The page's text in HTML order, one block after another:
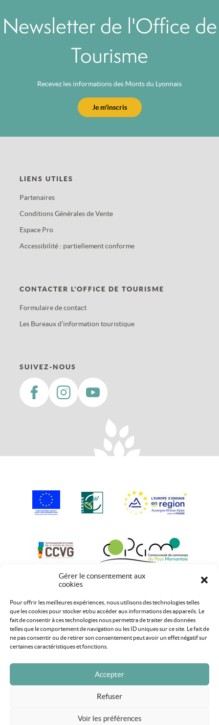
Gérer le consentement aux
cookies
Pour offrir les meilleures expériences, nous utilisons des technologies telles
que les cookies pour stocker et/ou accéder aux informations des appareils. Le
fait de consentir à ces technologies nous permettra de traiter des données
telles que le comportement de navigation ou les ID uniques sur ce site. Le fait de
ne pas consentir ou de retirer son consentement peut avoir un effet négatif sur
certaines caractéristiques et fonctions.
Accepter
Refuser
Voir les préférences
Newsletter de l'Office de
Tourisme
Recevez les informations des Monts du Lyonnais
Je m'inscris
LIENS UTILES
Partenaires
Conditions Générales de Vente
Espace Pro
Accessibilité : partiellement conforme
CONTACTER L'OFFICE DE TOURISME
Formulaire de contact
Les Bureaux d’information touristique
SUIVEZ-NOUS
Tous droits réservés Monts du Lyonnais 2020 ©